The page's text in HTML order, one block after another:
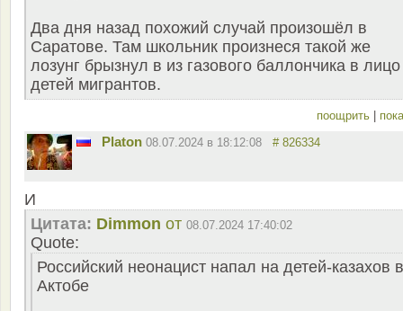
Два дня назад похожий случай произошёл в
Саратове. Там школьник произнеся такой же
лозунг брызнул в из газового баллончика в лицо
детей мигрантов.
поощрить
Platon 08.07.2024 в 18:12:08 # 826334
И
Цитата: Dimmon от 08.07.2024 17:40:02
Quote:
Российский неонацист напал на детей-казахов в
Актобе